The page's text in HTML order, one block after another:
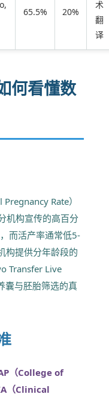
65.5% 20%
术
翻
译
何看懂数
Pregnancy Rate）
机构宣传的高百分
而活产率通常低5-
构提供分年龄段的
Transfer Live
囊与胚胎筛选的真
（College of
（Clinical